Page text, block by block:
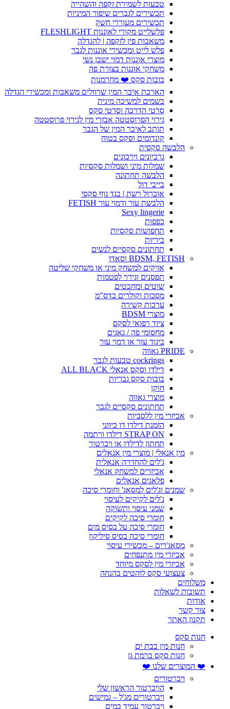
טבעות לשמירת זקפה והשהייה
תכשירים לגברים שיפור המיניות
תכשירים מעוררי חשק
פלשלייט מקורי לאוננות FLESHLIGHT
משאבות פין לזקפה | להגדלה
פלש לייט ומכשירי אוננות לגבר
מוצרי אוננות דמוי ישבן נשי
משחקי אוננות בצורת פה
בובות סקס ❤️ מחרמנות
הארכת איבר המין שרוולים משאבות ומכשירי הגדלה
בשמים למשיכה מינית
סרטי הדרכה וסרטי סקס
גירוי הפרוסטטה אבזרי מין לגירוי פרוסטטה
תותב לאיבר המין של הגבר
קונדומים וסקס בטוח
הלבשה סקסית
גרביונים וירכונים
שמלות מיני ושמלות סקסיות
הלבשה תחתונה
בייבי דול
אוברול רשת | בגד גוף סקסי
הלבשת עור ודמוי עור FETISH
Sexy lingerie
כפפות
תחפושות סקסיות
ביריות
תחתונים סקסיים לנשים
BDSM, FETISH וסאדו
אזיקים למשחק מיני או משחקי שליטה
תפסנים וגירוי לפטמות
שוטים ומחבטים
מסכות וקולרים בדס"מ
ערכות קשירה
מוצרי BDSM
ציוד רפואי לסקס
מחסומי פה / גאגים
ביגוד עור או דמוי עור
PRIDE גאווה
cockrings טבעות לגבר
דילדו וסקס אנאלי ALL BLACK
בובות סקס גבריות
חוקן
מוצרי גאווה
תחתונים סקסיים לגבר
אביזרי מין ללסביות
הזמנת דילדו דו כיווני
STRAP ON דילדו ורתמה
תחתון לדילדו או ויברטור
מין אנאלי | מוצרי מין אנאלים
ג'לים להחדרה אנאלית
אביזרים למשחק אנאלי
פלאגים אנאלים
שמנים וג'לים למסאג' וחומרי סיכה
ג'לים לקיקים לעיסוי
שמני עיסוי ותשוקה
חומרי סיכה לקיקים
חומרי סיכה על בסיס מים
חומרי סיכה בסיס סיליקון
מסאג'רים – מכשירי עיסוי
אביזרי מין מתנפחים
אביזרי מין לסקס מיוחד
צעצועי סקס לוהטים בהנחה
משלוחים
תשובות לשאלות
אודות
צור קשר
תקנון האתר
חנות סקס
חנות מין בבת ים
חנות סקס ברמת גן
❤️ המוצרים שלנו ❤️
ויברטורים
הויברטור הראשון שלי
ויברטורים מג'ל – גמישים
ויברטור עמיד במים